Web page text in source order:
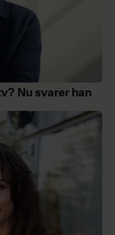
Nu svarer han